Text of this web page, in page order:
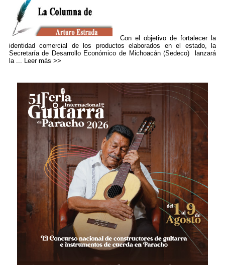
Con el objetivo de fortalecer la
identidad comercial de los productos elaborados en el estado, la
Secretaría de Desarrollo Económico de Michoacán (Sedeco) lanzará
la ...
Leer más >>